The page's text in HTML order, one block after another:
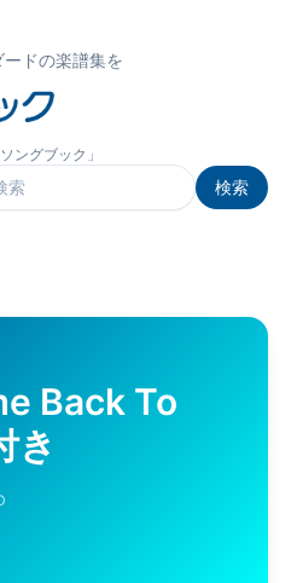
ドの楽譜集を
ングブック」
検索
Back To
き